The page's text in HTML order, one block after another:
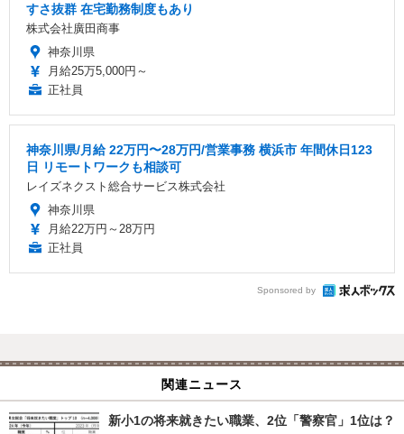
すさ抜群 在宅勤務制度もあり
株式会社廣田商事
神奈川県
月給25万5,000円～
正社員
神奈川県/月給 22万円〜28万円/営業事務 横浜市 年間休日123
日 リモートワークも相談可
レイズネクスト総合サービス株式会社
神奈川県
月給22万円～28万円
正社員
Sponsored by
関連ニュース
新小1の将来就きたい職業、2位「警察官」1位は？